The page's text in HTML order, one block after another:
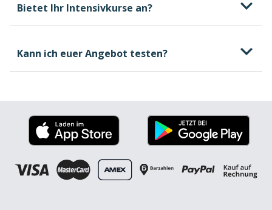
kostenlosen und
unverbindlichen Beratungstermin
welche Kosten beim
abhängen und wie du selbst Einfluss darauf
nehmen kannst
Bietet Ihr Intensivkurse an?
Kann ich euer Angebot testen?